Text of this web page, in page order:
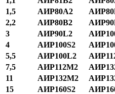
1,5
АИР80А2
2,2
АИР80В2
3
АИР90L2
4
АИР100S2
5,5
АИР100L2
7,5
АИР112М2
11
АИР132М2
15
АИР160S2